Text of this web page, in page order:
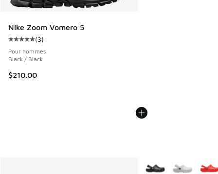
Nike Zoom Vomero 5
Cote moyenne du client - [5 sur 5 étoiles], 3 commentaires
(3)
Pour hommes
Black / Black
$210.00
Plus de couleurs